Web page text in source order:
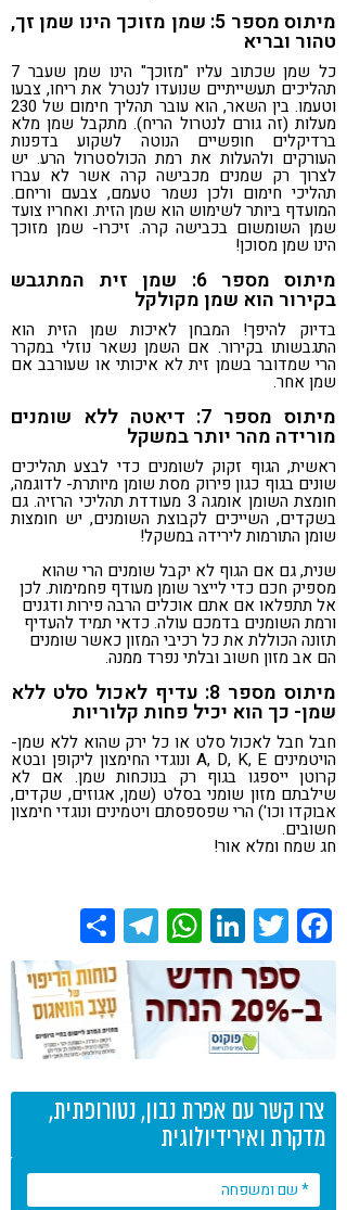
מיתוס מספר 5: שמן מזוכך הינו שמן זך,
טהור ובריא
כל שמן שכתוב עליו "מזוכך" הינו שמן שעבר 7
תהליכים תעשייתיים שנועדו לנטרל את ריחו, צבעו
וטעמו. בין השאר, הוא עובר תהליך חימום של 230
מעלות (זה גורם לנטרול הריח). מתקבל שמן מלא
ברדיקלים חופשיים הנוטה לשקוע בדפנות
העורקים ולהעלות את רמת הכולסטרול הרע. יש
לצרוך רק שמנים מכבישה קרה אשר לא עברו
תהליכי חימום ולכן נשמר טעמם, צבעם וריחם.
המועדף ביותר לשימוש הוא שמן הזית. ואחריו צועד
שמן השומשום בכבישה קרה. זיכרו- שמן מזוכך
הינו שמן מסוכן!
מיתוס מספר 6: שמן זית המתגבש
בקירור הוא שמן מקולקל
בדיוק להיפך! המבחן לאיכות שמן הזית הוא
התגבשותו בקירור. אם השמן נשאר נוזלי במקרר
הרי שמדובר בשמן זית לא איכותי או שעורבב אם
שמן אחר.
מיתוס מספר 7: דיאטה ללא שומנים
מורידה מהר יותר במשקל
ראשית, הגוף זקוק לשומנים כדי לבצע תהליכים
שונים בגוף כגון פירוק מסת שומן מיותרת- לדוגמה,
חומצת השומן אומגה 3 מעודדת תהליכי הרזיה. גם
בשקדים, השייכים לקבוצת השומנים, יש חומצות
שומן התורמות לירידה במשקל!
שנית, גם אם הגוף לא יקבל שומנים הרי שהוא
מספיק חכם כדי לייצר שומן מעודף פחמימות. לכן
אל תתפלאו אם אתם אוכלים הרבה פירות ודגנים
ורמת השומנים בדמכם עולה. כדאי תמיד להעדיף
תזונה הכוללת את כל רכיבי המזון כאשר שומנים
הם אב מזון חשוב ובלתי נפרד ממנה.
מיתוס מספר 8: עדיף לאכול סלט ללא
שמן- כך הוא יכיל פחות קלוריות
חבל חבל לאכול סלט או כל ירק שהוא ללא שמן-
הויטמינים A, D, K, E ונוגדי החימצון ליקופן ובטא
קרוטן ייספגו בגוף רק בנוכחות שמן. אם לא
שילבתם מזון שומני בסלט (שמן, אגוזים, שקדים,
אבוקדו וכו') הרי שפספסתם ויטמינים ונוגדי חימצון
חשובים.
חג שמח ומלא אור!
Facebook
Twitter
LinkedIn
WhatsApp
Telegram
צרו קשר עם אפרת נבון, נטורופתית,
מדקרת ואירידיולוגית